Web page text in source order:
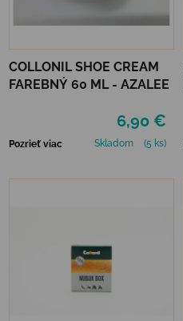
COLLONIL SHOE CREAM
FAREBNÝ 60 ML - AZALEE
6,90 €
Pozrieť viac Skladom (5 ks)